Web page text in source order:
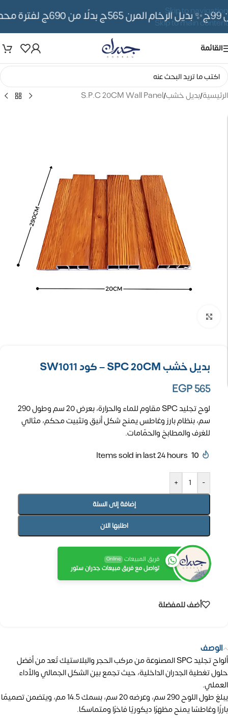
Skip to navigation
Skip to main content
✨ بديل الرخام المرن 565ج بدلًا من 690ج لفترة محدوده
القائمة
الرئيسية/بديل خشب/
S.P.C 20CM Wall Panel
بديل خشب SPC 20CM – كود SW1011
EGP565
لوح تجليد SPC مقاوم للماء والحرارة، بعرض 20 سم وطول 290
سم، بنظام بارز وغاطس يمنح شكل أنيق وتثبيت محكم، مثالي
للغرف والمطابخ والحمّامات.
10
Items sold in last 24 hours
-
+
إضافة إلى السلة
اطلبها الان
فريق المبيعات Online
تواصل مع فريق مبيعات جدران ستور
أضف للمفضلة
الوصف
ألواح تجليد SPC المصنوعة من مركب الحجر والبلاستيك تُعد من أفضل
حلول تغطية الجدران الداخلية، حيث تجمع بين الشكل الجمالي والأداء
العملي.
يبلغ طول اللوح 290 سم، وعرضه 20 سم، بسمك 14.5 مم، ويتضمن تصميمًا
بارزًا وغاطسًا يمنح مظهرًا ديكوريًا فاخرًا ومتماسكًا.